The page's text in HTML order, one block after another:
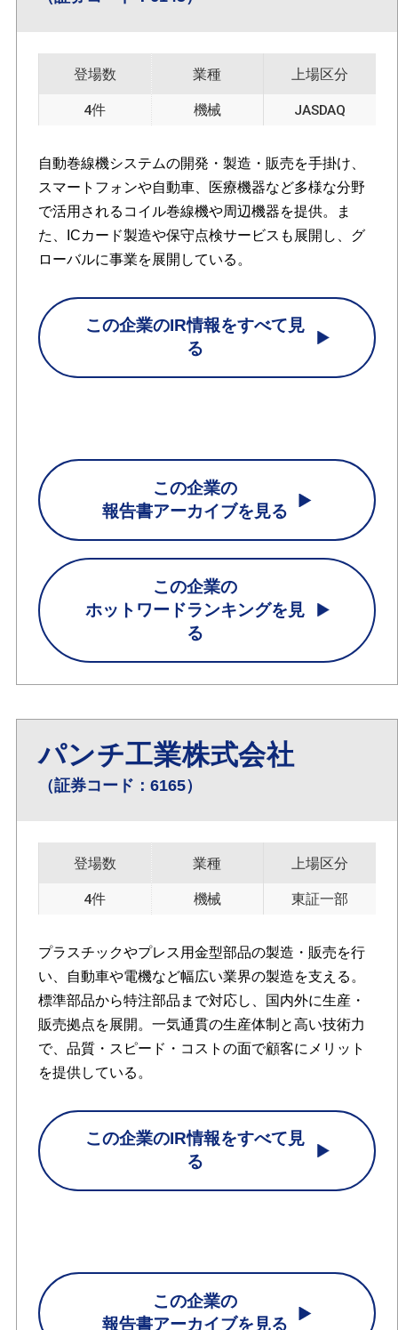
登場数
4件
業種
機械
上場区分
JASDAQ
自動巻線機システムの開発・製造・販売を手掛け、
スマートフォンや自動車、医療機器など多様な分野
で活用されるコイル巻線機や周辺機器を提供。ま
た、ICカード製造や保守点検サービスも展開し、グ
ローバルに事業を展開している。
この企業のIR情報をすべて見
る
この企業の
報告書アーカイブを見る
この企業の
ホットワードランキングを見
る
パンチ工業株式会社
（証券コード：6165）
登場数
4件
業種
機械
上場区分
東証一部
プラスチックやプレス用金型部品の製造・販売を行
い、自動車や電機など幅広い業界の製造を支える。
標準部品から特注部品まで対応し、国内外に生産・
販売拠点を展開。一気通貫の生産体制と高い技術力
で、品質・スピード・コストの面で顧客にメリット
を提供している。
この企業のIR情報をすべて見
る
この企業の
報告書アーカイブを見る